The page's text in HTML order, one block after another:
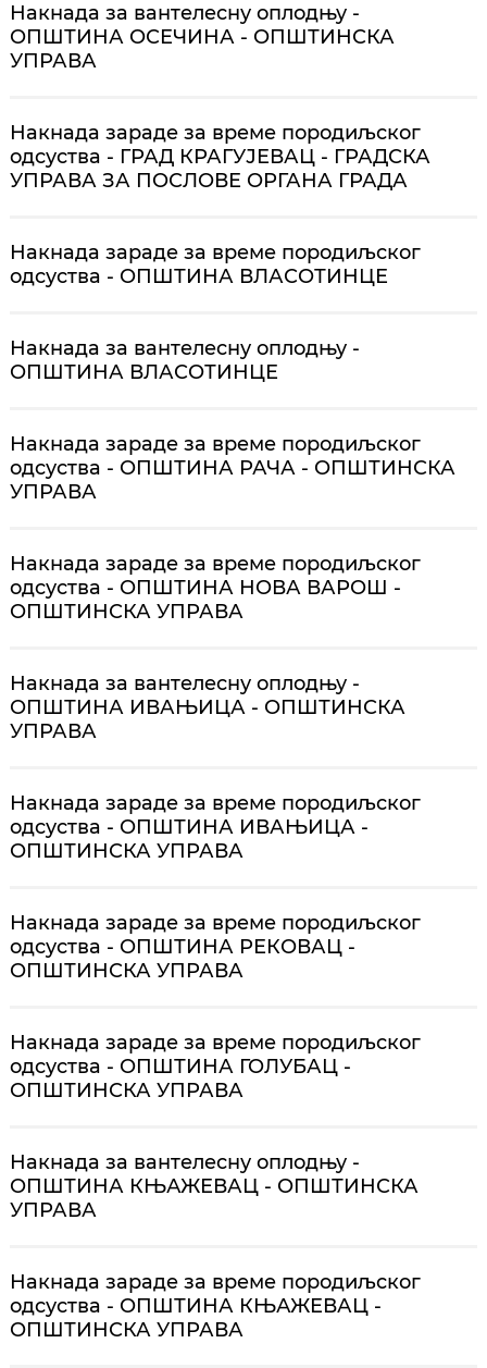
Накнада за вантелесну оплодњу -
ОПШТИНА ОСЕЧИНА - ОПШТИНСКА
УПРАВА
Накнада зараде за време породиљског
одсуства - ГРАД КРАГУЈЕВАЦ - ГРАДСКА
УПРАВА ЗА ПОСЛОВЕ ОРГАНА ГРАДА
Накнада зараде за време породиљског
одсуства - ОПШТИНА ВЛАСОТИНЦЕ
Накнада за вантелесну оплодњу -
ОПШТИНА ВЛАСОТИНЦЕ
Накнада зараде за време породиљског
одсуства - ОПШТИНА РАЧА - ОПШТИНСКА
УПРАВА
Накнада зараде за време породиљског
одсуства - ОПШТИНА НОВА ВАРОШ -
ОПШТИНСКА УПРАВА
Накнада за вантелесну оплодњу -
ОПШТИНА ИВАЊИЦА - ОПШТИНСКА
УПРАВА
Накнада зараде за време породиљског
одсуства - ОПШТИНА ИВАЊИЦА -
ОПШТИНСКА УПРАВА
Накнада зараде за време породиљског
одсуства - ОПШТИНА РЕКОВАЦ -
ОПШТИНСКА УПРАВА
Накнада зараде за време породиљског
одсуства - ОПШТИНА ГОЛУБАЦ -
ОПШТИНСКА УПРАВА
Накнада за вантелесну оплодњу -
ОПШТИНА КЊАЖЕВАЦ - ОПШТИНСКА
УПРАВА
Накнада зараде за време породиљског
одсуства - ОПШТИНА КЊАЖЕВАЦ -
ОПШТИНСКА УПРАВА